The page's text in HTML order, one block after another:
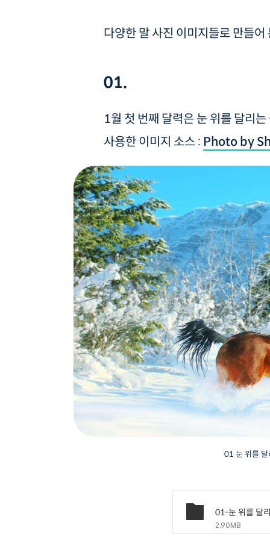
다양한 말 사진 이미지들로 만들
01.
1월 첫 번째 달력은 눈 위를 달리
사용한 이미지 소스 : Photo by
01 눈 위를
2.90MB